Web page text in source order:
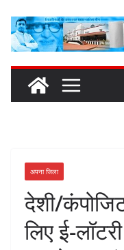
content
अपना जिला
देशी/
लिए ई-